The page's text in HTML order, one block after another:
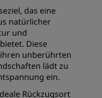
das eine
natürlicher
und
Diese
unberührten
lädt zu
ein.
Rückzugsort